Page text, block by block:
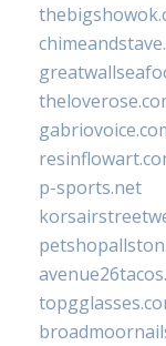
p-sports.net